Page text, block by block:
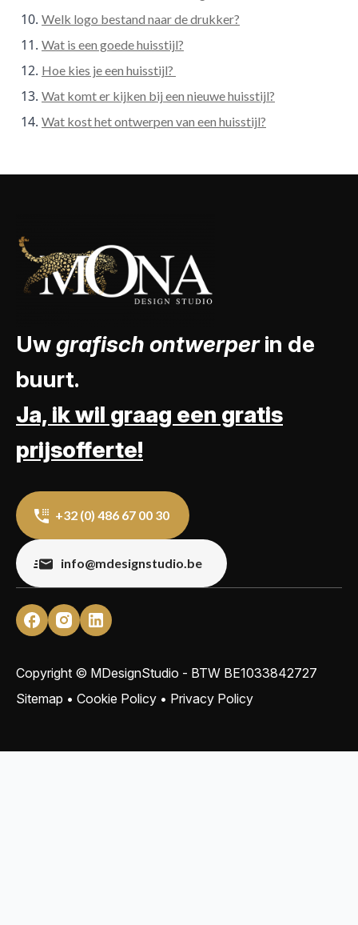
Welk logo bestand naar de drukker?
Wat is een goede huisstijl?
Hoe kies je een huisstijl?
Wat komt er kijken bij een nieuwe huisstijl?
Wat kost het ontwerpen van een huisstijl?
Uwgrafisch ontwerperin de
buurt.
Ja, ik wil graag een gratis
prijsofferte!
+32 (0) 486 67 00 30
info@mdesignstudio.be
Copyright © MDesignStudio - BTW BE1033842727
Sitemap • Cookie Policy • Privacy Policy